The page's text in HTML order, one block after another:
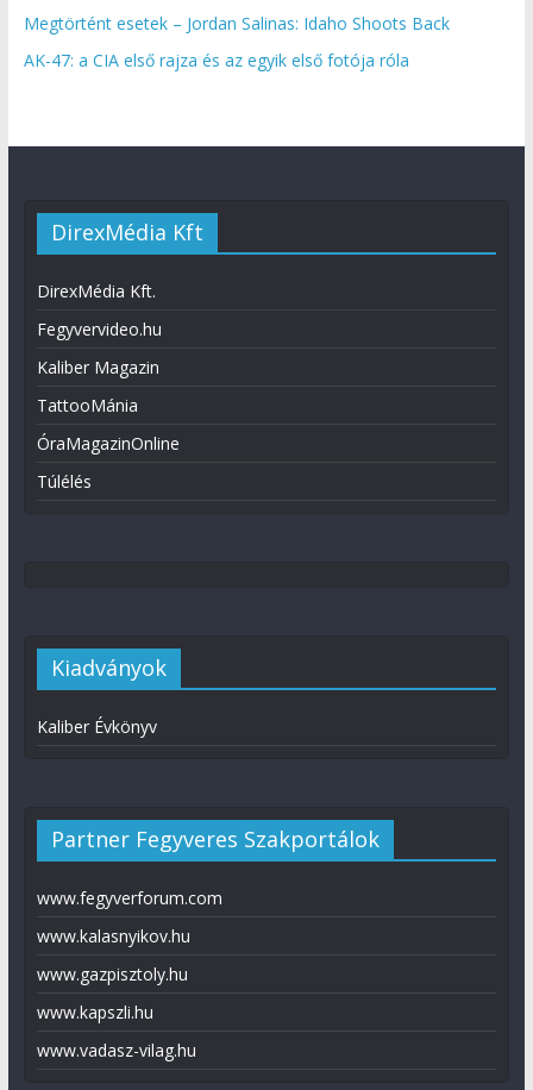
Megtörtént esetek – Jordan Salinas: Idaho Shoots Back
AK-47: a CIA első rajza és az egyik első fotója róla
DirexMédia Kft
DirexMédia Kft.
Fegyvervideo.hu
Kaliber Magazin
TattooMánia
ÓraMagazinOnline
Túlélés
Kiadványok
Kaliber Évkönyv
Partner Fegyveres Szakportálok
www.fegyverforum.com
www.kalasnyikov.hu
www.gazpisztoly.hu
www.kapszli.hu
www.vadasz-vilag.hu